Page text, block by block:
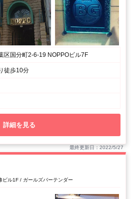
区国分町2-6-19 NOPPOビル7F
徒歩10分
詳細を見る
最終更新日：2022/5/27
ル1F / ガールズバーテンダー